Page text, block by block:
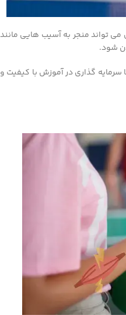
تواند منجر به آسیب هایی مانند
شود.
سرمایه گذاری در آموزش با کیفیت و